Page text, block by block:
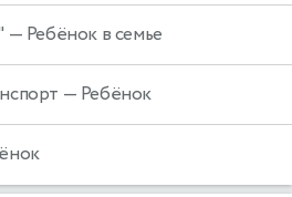
— Ребёнок в семье
— Ребёнок